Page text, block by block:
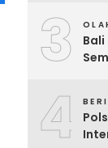
3
Bali
4